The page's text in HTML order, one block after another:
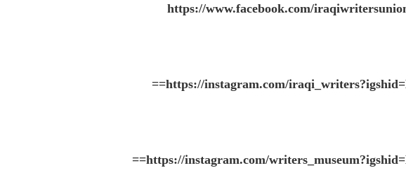
https://www.facebook.com/
https://instagram.com/
==
https://instagram.com/
==